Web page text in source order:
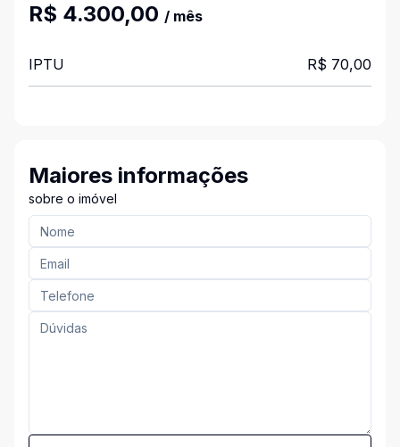
R$ 4.300,00 / mês
IPTU R$ 70,00
Maiores informações
sobre o imóvel